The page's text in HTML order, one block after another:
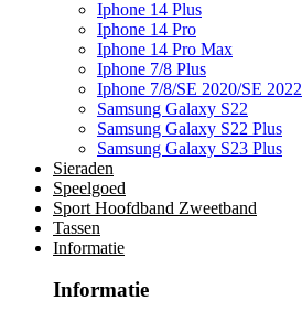
Iphone 14 Plus
Iphone 14 Pro
Iphone 14 Pro Max
Iphone 7/8 Plus
Iphone 7/8/SE 2020/SE 2022
Samsung Galaxy S22
Samsung Galaxy S22 Plus
Samsung Galaxy S23 Plus
Sieraden
Speelgoed
Sport Hoofdband Zweetband
Tassen
Informatie
Informatie